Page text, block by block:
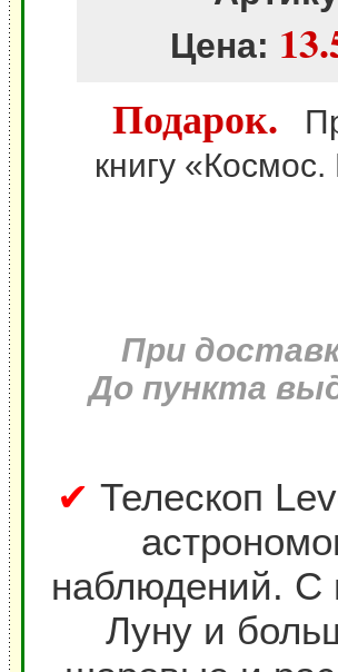
Цена:
Подарок.
книгу
При
До пункта
✔ Телескоп
наблюдений. С
Луну и